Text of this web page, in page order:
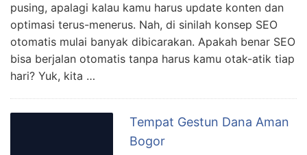
pusing, apalagi kalau kamu harus update konten dan
optimasi terus-menerus. Nah, di sinilah konsep SEO
otomatis mulai banyak dibicarakan. Apakah benar SEO
bisa berjalan otomatis tanpa harus kamu otak-atik tiap
hari? Yuk, kita …
Tempat Gestun Dana Aman
Bogor